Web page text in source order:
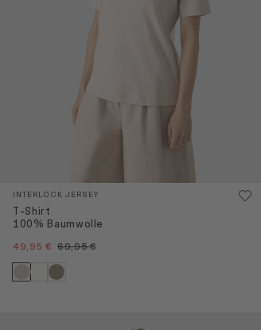
INTERLOCK JERSEY
T-Shirt
100% Baumwolle
49,95 € 69,95 €